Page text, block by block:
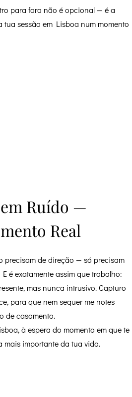
para fora não é opcional — é a
tua sessão em Lisboa num momento
Ruído —
Real
precisam de direção — só precisam
é exatamente assim que trabalho:
mas nunca intrusivo. Capturo
para que nem sequer me notes
de casamento.
à espera do momento em que te
mais importante da tua vida.